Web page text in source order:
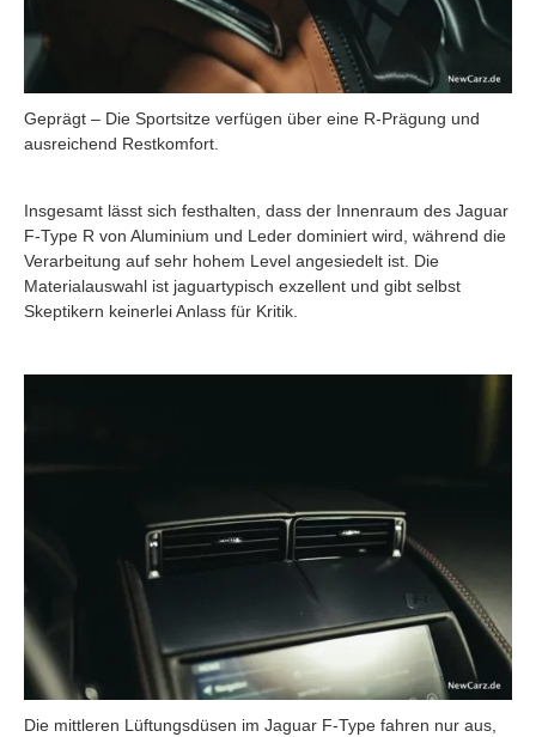
Geprägt – Die Sportsitze verfügen über eine R-Prägung und
ausreichend Restkomfort.
Insgesamt lässt sich festhalten, dass der Innenraum des Jaguar
F-Type R von Aluminium und Leder dominiert wird, während die
Verarbeitung auf sehr hohem Level angesiedelt ist. Die
Materialauswahl ist jaguartypisch exzellent und gibt selbst
Skeptikern keinerlei Anlass für Kritik.
Die mittleren Lüftungsdüsen im Jaguar F-Type fahren nur aus,